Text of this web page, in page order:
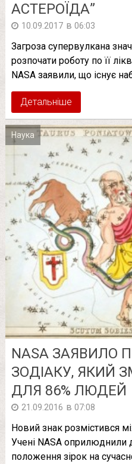
АСТЕРОЇДА”
10.09.2017 в 06:03
Загроза супервулкана
розпочати роботу по її
NASA заявили, що існує
Детальніше
Наука
NASA ЗАЯВИЛО
ЗОДІАКУ, ЯКИЙ
ДЛЯ 86% ЛЮДЕЙ
21.09.2016 в 07:08
Новий знак розмістився
Учені NASA оприлюднили
положення зірок на